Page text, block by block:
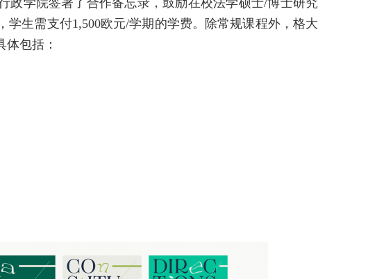
政学院签署了合作备忘录，鼓励在校法学硕士/博士研究
生需支付1,500欧元/学期的学费。除常规课程外，格大
包括：